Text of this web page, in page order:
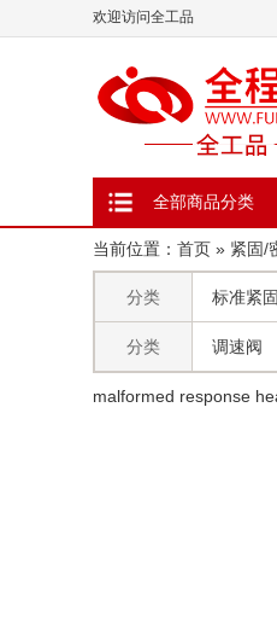
欢迎访问全工品
全部商品分类
当前位置： 首页 » 紧固/
分类 标准紧
分类 调速阀
malformed response